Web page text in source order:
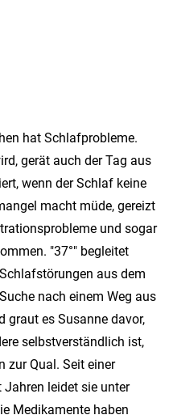
hat Schlafprobleme.
gerät auch der Tag aus
wenn der Schlaf keine
macht müde, gereizt
und sogar
"37°" begleitet
aus dem
nach einem Weg aus
graut es Susanne davor,
selbstverständlich ist,
zur Qual. Seit einer
leidet sie unter
Medikamente haben